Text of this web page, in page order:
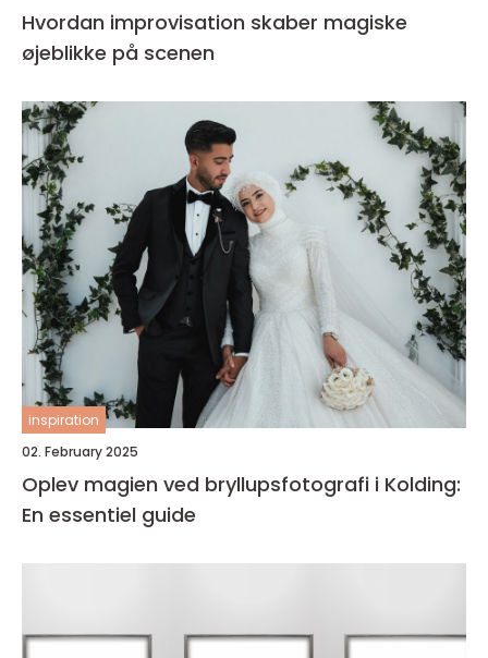
Hvordan improvisation skaber magiske
øjeblikke på scenen
inspiration
02. February 2025
Oplev magien ved bryllupsfotografi i Kolding:
En essentiel guide